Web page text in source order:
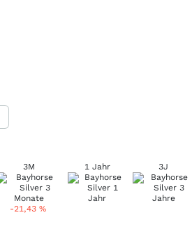
3M
-21,43 %
1 Jahr 3J